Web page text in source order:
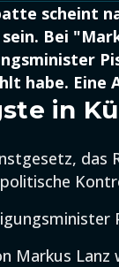
scheint
Bei
habe. Eine
in
Markus